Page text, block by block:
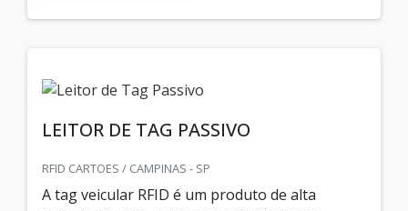
LEITOR DE TAG PASSIVO
RFID CARTOES / CAMPINAS - SP
A tag veicular RFID é um produto de alta